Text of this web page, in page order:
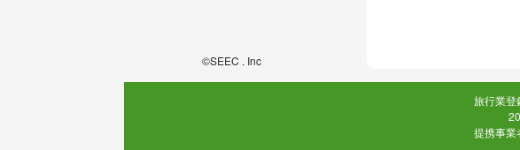
©SEEC . Inc
旅行業登
提携事業